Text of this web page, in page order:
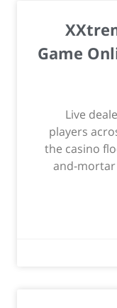
Game
Live
players
the casino
and-mortar